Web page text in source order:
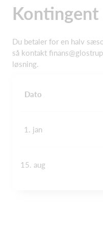
Du betaler for en halv
så kontakt
løsning.
Dato
1. jan
15. aug